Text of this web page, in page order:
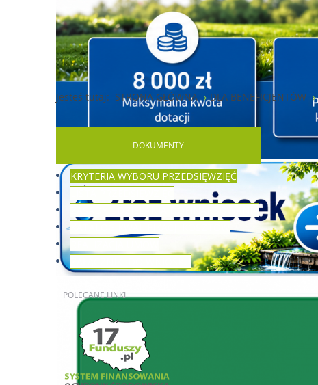
Jesteś tutaj: STRONA GŁÓWNA DLA BENEFICJENTÓW
DOKUMENTY
KRYTERIA WYBORU PRZEDSIĘWZIĘĆ
POLECANELINKI